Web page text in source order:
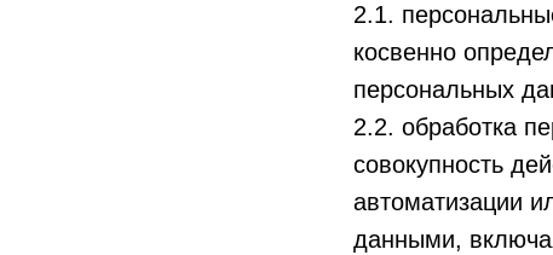
2.1.
косвенно
персональных
2.2. обработка
совокупность
автоматизации
данными,